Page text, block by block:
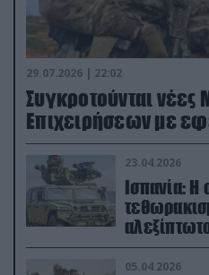
29.07.2026 | 22:02
Συγκροτούνται νέες
Επιχειρήσεων με
23.04.2026
Ισπανία: Η
ορμή στο
05.04.2026